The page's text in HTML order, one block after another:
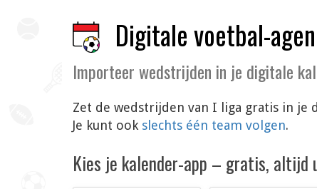
Digitale voetbal-
Importeer wedstrijden in je digitale
Zet de wedstrijden van I liga gratis in je
Je kunt ook slechts één team volgen.
Kies je kalender-app – gratis, altijd